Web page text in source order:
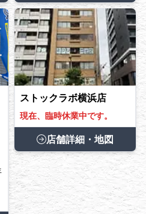
ストックラボ横浜店
現在、臨時休業中です。
店舗詳細・地図